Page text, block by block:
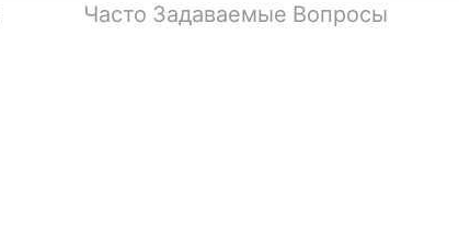
Часто Задаваемые Вопросы